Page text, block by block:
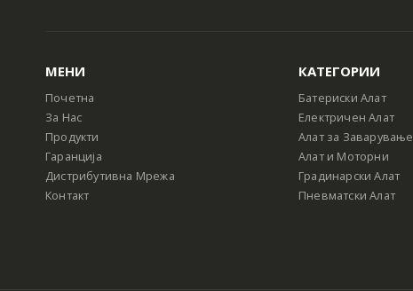
МЕНИ
Почетна
За Нас
Продукти
Гаранција
Дистрибутивна Мрежа
Контакт
КАТЕГОРИИ
Батериски Алат
Електричен Алат
Алат за Заварување
Алат и Моторни
Градинарски Алат
Пневматски Алат